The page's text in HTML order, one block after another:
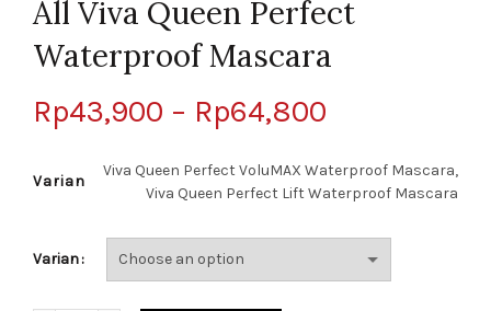
All Viva Queen Perfect
Waterproof Mascara
Rp43,900 – Rp64,800
Varian
Viva Queen Perfect VoluMAX Waterproof Mascara,
Viva Queen Perfect Lift Waterproof Mascara
Varian